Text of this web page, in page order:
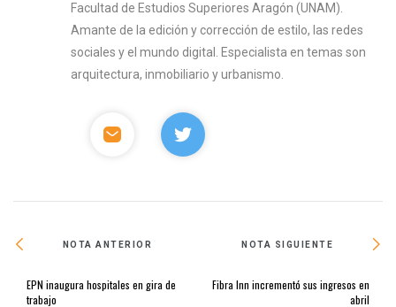
Facultad de Estudios Superiores Aragón (UNAM).
Amante de la edición y corrección de estilo, las redes
sociales y el mundo digital. Especialista en temas son
arquitectura, inmobiliario y urbanismo.
NOTA ANTERIOR
EPN inaugura hospitales en gira de
trabajo
NOTA SIGUIENTE
Fibra Inn incrementó sus ingresos en
abril